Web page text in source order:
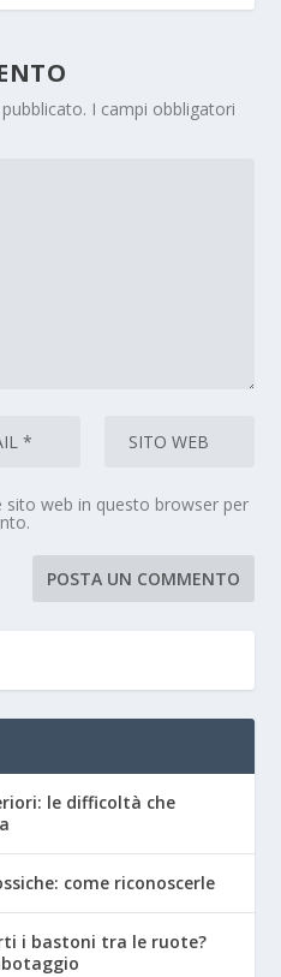
I campi obbligatori
sito web in questo browser per
le difficoltà che
come riconoscerle
i bastoni tra le ruote?